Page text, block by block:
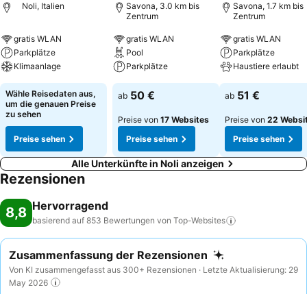
Noli, Italien
gratis WLAN
Parkplätze
Klimaanlage
Wähle Reisedaten aus,
um die genauen Preise
zu sehen
Preise sehen
Savona, 3.0 km bis
Zentrum
gratis WLAN
Pool
Parkplätze
ab 50 €
Preise von 17 Websites
Preise sehen
Savona, 1.7 km bis
Zentrum
gratis WLAN
Parkplätze
Haustiere erlaubt
ab 51 €
Preise von 22
Preise sehen
Alle Unterkünfte in Noli anzeigen
Rezensionen
8,8 Hervorragend
basierend auf 853 Bewertungen von Top-Websites
Zusammenfassung der Rezensionen
Von KI zusammengefasst aus 300+ Rezensionen · Letzte Aktualisierung: 29
May 2026